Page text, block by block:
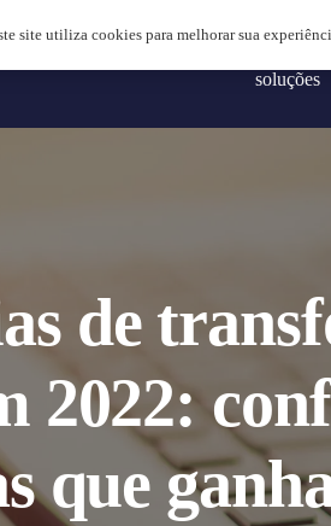
soluções
de
2022:
que
site utiliza cookies para melhorar sua